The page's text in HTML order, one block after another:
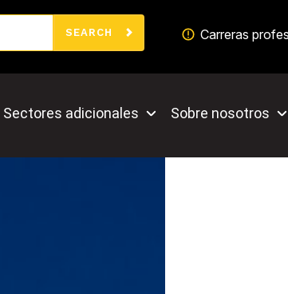
SEARCH Carreras
Sectores adicionales Sobre nosotros